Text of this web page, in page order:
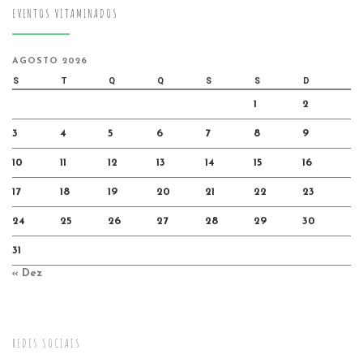
EVENTOS VITAMINADOS
AGOSTO 2026
S T Q Q S S D
1 2
3 4 5 6 7 8 9
10 11 12 13 14 15 16
17 18 19 20 21 22 23
24 25 26 27 28 29 30
31
« Dez
REDES SOCIAIS